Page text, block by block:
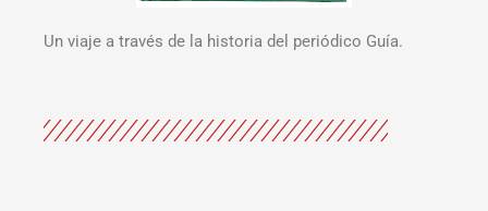
Un viaje a través de la historia del periódico Guía.